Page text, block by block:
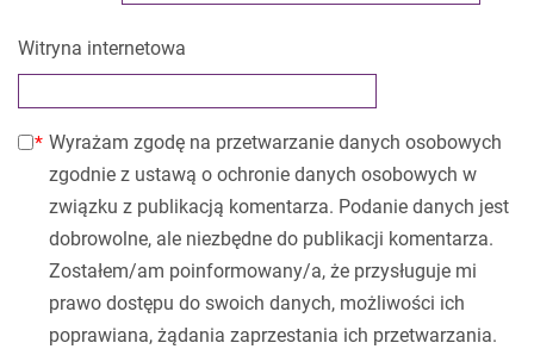
Witryna internetowa
Wyrażam zgodę na przetwarzanie danych osobowych
zgodnie z ustawą o ochronie danych osobowych w
związku z publikacją komentarza. Podanie danych jest
dobrowolne, ale niezbędne do publikacji komentarza.
Zostałem/am poinformowany/a, że przysługuje mi
prawo dostępu do swoich danych, możliwości ich
poprawiana, żądania zaprzestania ich przetwarzania.